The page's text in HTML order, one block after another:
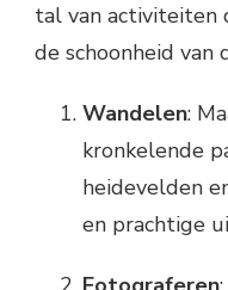
tal van activiteiten
de schoonheid van
Wandelen:
kronkelende
heidevelden
en prachtige